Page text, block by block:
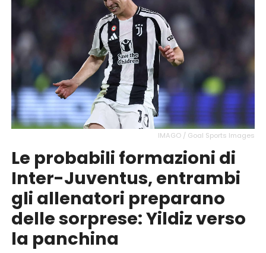
IMAGO / Goal Sports Images
Le probabili formazioni di
Inter-Juventus, entrambi
gli allenatori preparano
delle sorprese: Yildiz verso
la panchina